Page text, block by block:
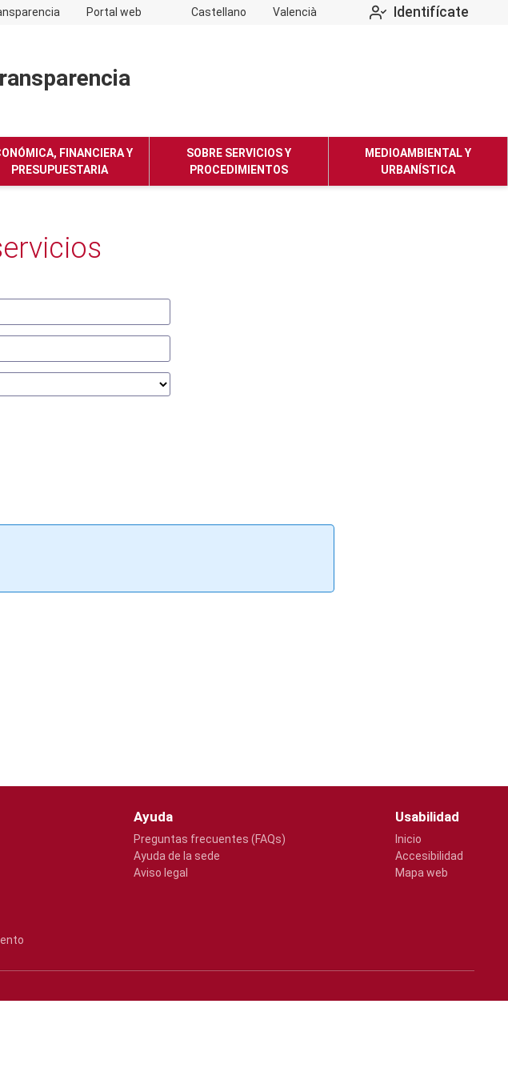
Portal web Castellano Valencià Identifícate
FINANCIERA Y
PRESUPUESTARIA
SOBRE SERVICIOS Y
PROCEDIMIENTOS
MEDIOAMBIENTAL Y
URBANÍSTICA
Ayuda
Preguntas frecuentes (FAQs)
Ayuda de la sede
Aviso legal
Usabilidad
Inicio
Accesibilidad
Mapa web